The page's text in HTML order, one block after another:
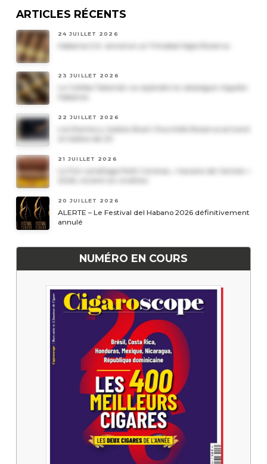
ARTICLES RÉCENTS
24 JUILLET 2026
Habanos S.A. annonce un Trinidad Vigia Reserva
23 JUILLET 2026
Le Cohiba Talismán va rejoindre le catalogue régulier
Habanos
22 JUILLET 2026
Les Romeo y Julieta Short Churchills Reserva arrivent
21 JUILLET 2026
Le Por Larrañaga Petit Coronas, « havane de l’année »
20 JUILLET 2026
ALERTE – Le Festival del Habano 2026 définitivement
annulé
NUMÉRO EN COURS